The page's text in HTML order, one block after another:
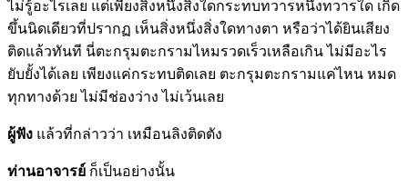
ไม่รู้อะไรเลย แต่เพียงสิ่งหนึ่งสิ่งใดกระทบทวารหนึ่งทวารใด เกิด
ขึ้นนิดเดียวที่ปรากฏ เห็นสิ่งหนึ่งสิ่งใดทางตา หรือว่าได้ยินเสียง
ติดแล้วทันที นี่ตะกรุมตะกรามไหมรวดเร็วเหลือเกิน ไม่มีอะไร
ยับยั้งได้เลย เพียงแค่กระทบติดเลย ตะกรุมตะกรามแค่ไหน หมด
ทุกทางด้วย ไม่มีช่องว่าง ไม่เว้นเลย
ผู้ฟัง แล้วที่กล่าวว่า เหมือนลิงติดตัง
ท่านอาจารย์ ก็เป็นอย่างนั้น